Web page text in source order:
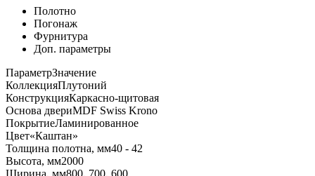
Полотно
Погонаж
Фурнитура
Доп. параметры
ПараметрЗначение
КоллекцияПлутоний
КонструкцияКаркасно-щитовая
Основа двериMDF Swiss Krono
ПокрытиеЛаминированное
Цвет«Каштан»
Толщина полотна, мм40 - 42
Высота, мм2000